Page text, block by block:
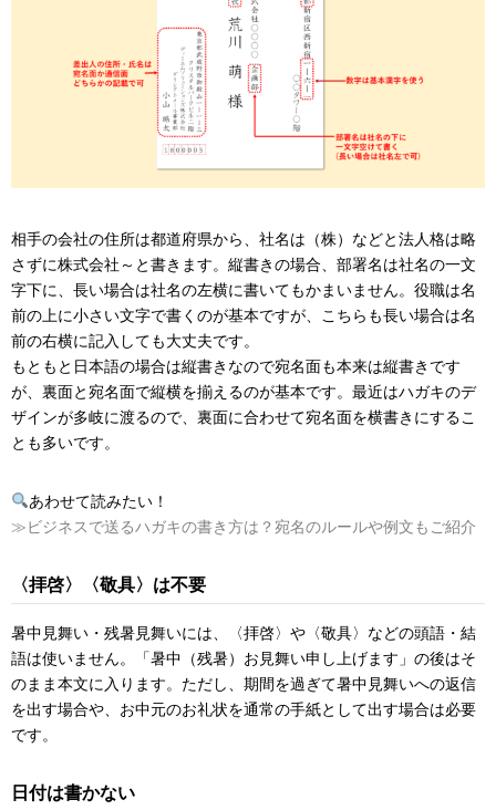
相手の会社の住所は都道府県から、社名は（株）などと法人格は略
さずに株式会社～と書きます。縦書きの場合、部署名は社名の一文
字下に、長い場合は社名の左横に書いてもかまいません。役職は名
前の上に小さい文字で書くのが基本ですが、こちらも長い場合は名
前の右横に記入しても大丈夫です。
もともと日本語の場合は縦書きなので宛名面も本来は縦書きです
が、裏面と宛名面で縦横を揃えるのが基本です。最近はハガキのデ
ザインが多岐に渡るので、裏面に合わせて宛名面を横書きにするこ
とも多いです。
あわせて読みたい！
≫ビジネスで送るハガキの書き方は？宛名のルールや例文もご紹介
〈拝啓〉〈敬具〉は不要
暑中見舞い・残暑見舞いには、〈拝啓〉や〈敬具〉などの頭語・結
語は使いません。「暑中（残暑）お見舞い申し上げます」の後はそ
のまま本文に入ります。ただし、期間を過ぎて暑中見舞いへの返信
を出す場合や、お中元のお礼状を通常の手紙として出す場合は必要
です。
日付は書かない